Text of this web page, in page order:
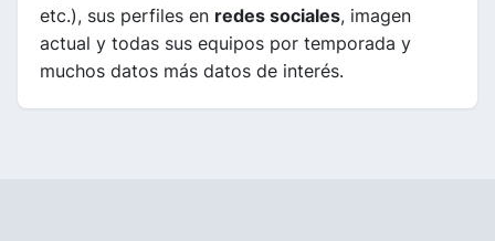
etc.), sus perfiles en redes sociales, imagen
actual y todas sus equipos por temporada y
muchos datos más datos de interés.